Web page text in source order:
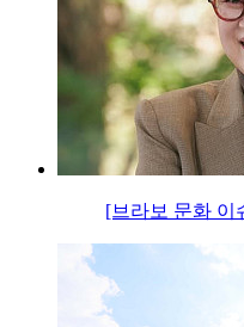
[브라보 문화 이